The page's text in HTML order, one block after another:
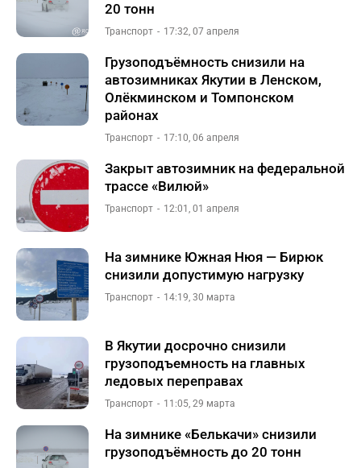
20 тонн
Транспорт 17:32, 07 апреля
Грузоподъёмность снизили на
автозимниках Якутии в Ленском,
Олёкминском и Томпонском
районах
Транспорт 17:10, 06 апреля
Закрыт автозимник на федеральной
трассе «Вилюй»
Транспорт 12:01, 01 апреля
На зимнике Южная Нюя — Бирюк
снизили допустимую нагрузку
Транспорт 14:19, 30 марта
В Якутии досрочно снизили
грузоподъемность на главных
ледовых переправах
Транспорт 11:05, 29 марта
На зимнике «Белькачи» снизили
грузоподъёмность до 20 тонн